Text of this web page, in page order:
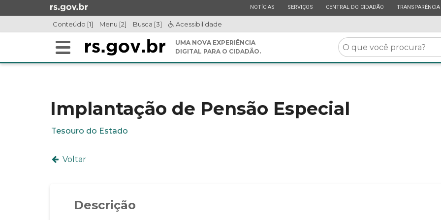
para
para
ESTADO
NOTÍCIAS ESTADO
SERVIÇOS ESTADO
CENTRAL DO CIDADÃO ESTADO
TRANSPARÊNCIA
Conteúdo [1] Menu [2] Busca [3] Acessibilidade
Alterna
UMA NOVA EXPERIÊNCIA
DIGITAL PARA O CIDADÃO.
O
que
você
Implantação de Pensão Especial
Tesouro do Estado
Voltar
Descrição